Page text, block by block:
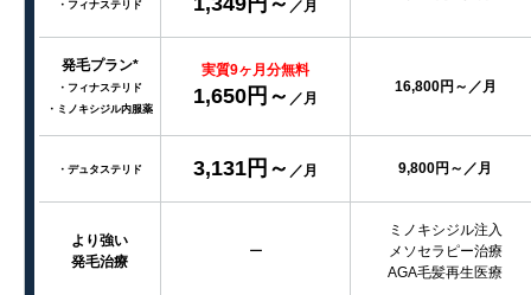
・フィナステリド ／月
発毛プラン*
・フィナステリド
・ミノキシジル内服薬
実質9ヶ月分無料
1,650円～ ／月
16,800円～／月
・デュタステリド 3,131円～ ／月 9,800円～／月
より強い
発毛治療
ー
ミノキシジル注入
メソセラピー治療
AGA毛髪再生医療